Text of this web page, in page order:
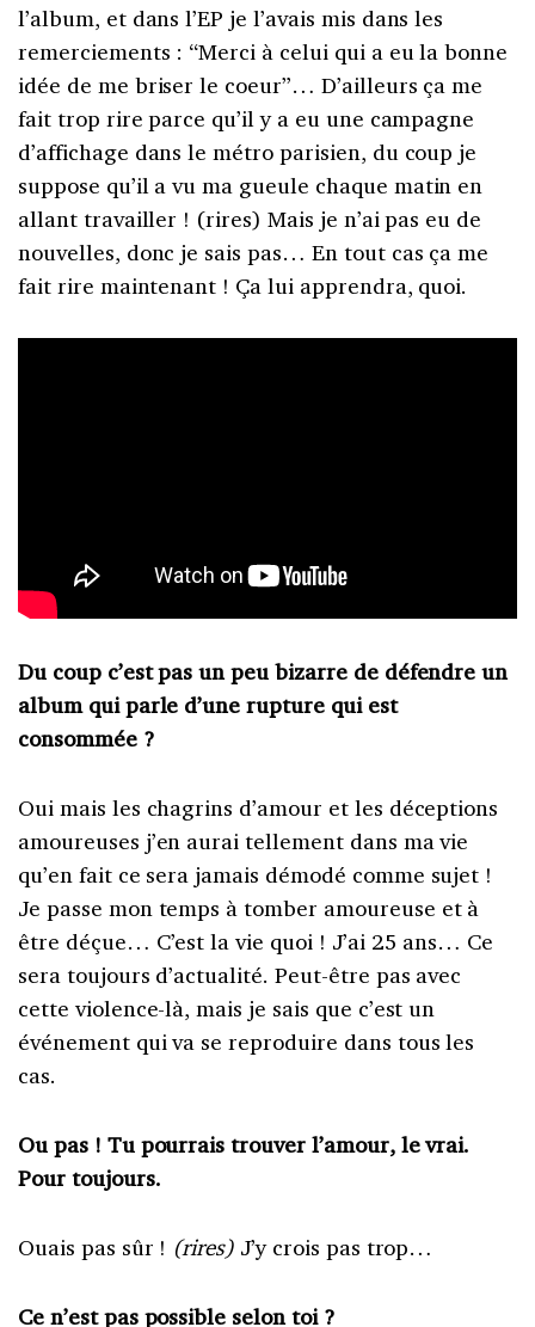
l’album, et dans l’EP je l’avais mis dans les
remerciements : “Merci à celui qui a eu la bonne
idée de me briser le coeur”… D’ailleurs ça me
fait trop rire parce qu’il y a eu une campagne
d’affichage dans le métro parisien, du coup je
suppose qu’il a vu ma gueule chaque matin en
allant travailler ! (rires) Mais je n’ai pas eu de
nouvelles, donc je sais pas… En tout cas ça me
fait rire maintenant ! Ça lui apprendra, quoi.
Du coup c’est pas un peu bizarre de défendre un
album qui parle d’une rupture qui est
consommée ?
Oui mais les chagrins d’amour et les déceptions
amoureuses j’en aurai tellement dans ma vie
qu’en fait ce sera jamais démodé comme sujet !
Je passe mon temps à tomber amoureuse et à
être déçue… C’est la vie quoi ! J’ai 25 ans… Ce
sera toujours d’actualité. Peut-être pas avec
cette violence-là, mais je sais que c’est un
événement qui va se reproduire dans tous les
cas.
Ou pas ! Tu pourrais trouver l’amour, le vrai.
Pour toujours.
Ouais pas sûr ! (rires) J’y crois pas trop…
Ce n’est pas possible selon toi ?